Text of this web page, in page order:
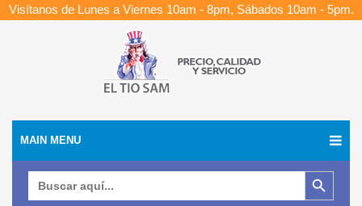
Visítanos de Lunes a Viernes 10am - 8pm, Sábados 10am - 5pm.
MAIN MENU
Botón de búsqueda